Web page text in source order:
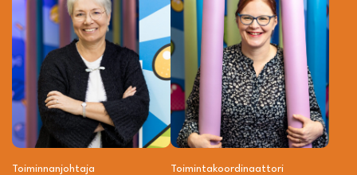
Toiminnanjohtaja
Toiminta­­koordinaattori